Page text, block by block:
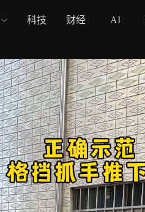
科技 财经 AI